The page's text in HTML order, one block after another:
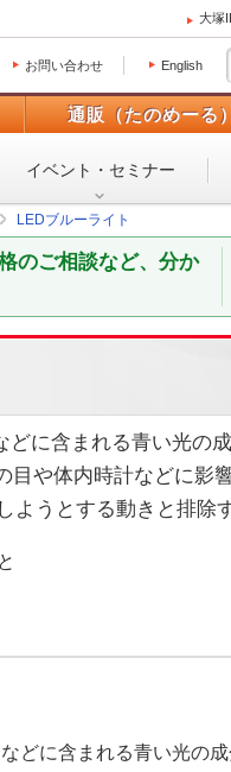
大塚
お問い合わせ English
通販（たのめーる
イベント・ セミナー
LEDブルーライト
のご相談など、分か
どに含まれる青い光の
目や体内時計などに影
ようとする動きと排除
どに含まれる青い光の